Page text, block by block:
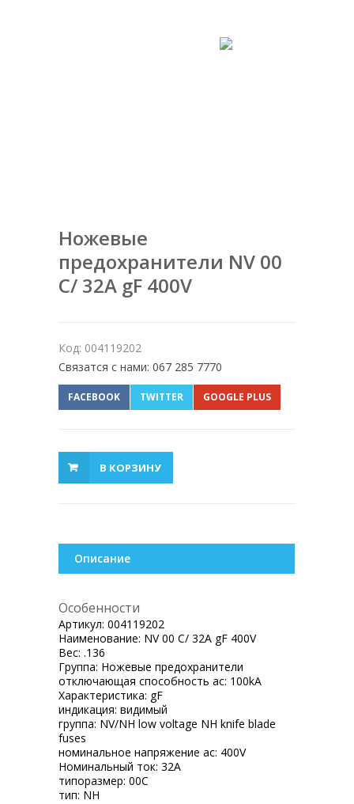
Ножевые
предохранители NV 00
C/ 32A gF 400V
Код: 004119202
Связатся с нами: 067 285 7770
FACEBOOK TWITTER GOOGLE PLUS
В КОРЗИНУ
Описание
Особенности
Артикул: 004119202
Наименование: NV 00 C/ 32A gF 400V
Вес: .136
Группа: Ножевые предохранители
отключающая способность ac: 100kA
Характеристика: gF
индикация: видимый
группа: NV/NH low voltage NH knife blade
fuses
номинальное напряжение ac: 400V
Номинальный ток: 32A
типоразмер: 00C
тип: NH